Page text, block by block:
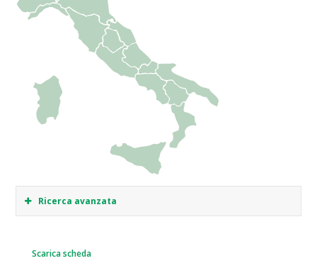
Ricerca avanzata
Scarica scheda